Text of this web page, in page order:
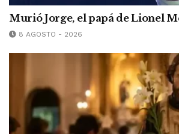
Murió Jorge, el papá de Lionel
8 AGOSTO - 2026